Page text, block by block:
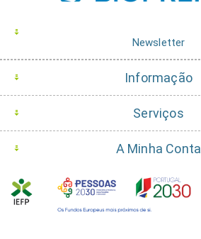
Newsletter
Informação
Serviços
A Minha Conta